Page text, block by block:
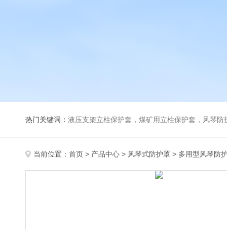
热门关键词： 液压支架立柱保护套，煤矿用立柱保护套，风琴
当前位置： 首页 > 产品中心 > 风琴式防护罩 > 多用型风琴防